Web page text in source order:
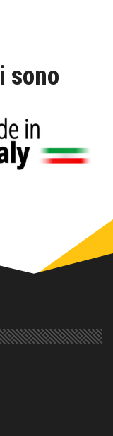
sono